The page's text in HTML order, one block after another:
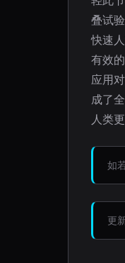
叠试
快速
有效
应用
成了
人类
如
更